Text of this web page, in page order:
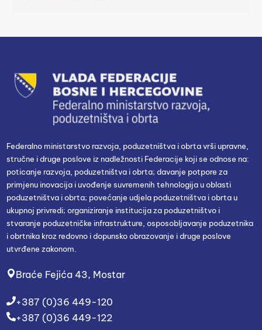
Federalno ministarstvo razvoja, poduzetništva i obrta vrši upravne,
stručne i druge poslove iz nadležnosti Federacije koji se odnose na:
poticanje razvoja, poduzetništva i obrta; davanje potpore za
primjenu inovacija i uvođenje suvremenih tehnologija u oblasti
poduzetništva i obrta; povećanje udjela poduzetništva i obrta u
ukupnoj privredi; organiziranje institucija za poduzetništvo i
stvaranje poduzetničke infrastrukture, osposobljavanje poduzetnika
i obrtnika kroz redovno i dopunsko obrazovanje i druge poslove
utvrđene zakonom.
Braće Fejića 43, Mostar
+387 (0)36 449-120
+387 (0)36 449-122